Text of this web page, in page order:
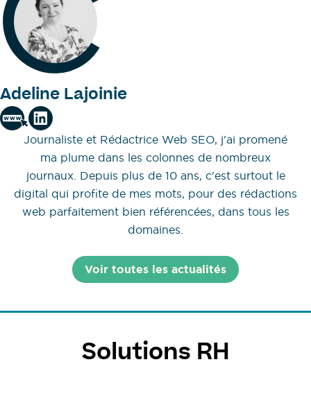
Adeline Lajoinie
Journaliste et Rédactrice Web SEO, j'ai promené
ma plume dans les colonnes de nombreux
journaux. Depuis plus de 10 ans, c'est surtout le
digital qui profite de mes mots, pour des rédactions
web parfaitement bien référencées, dans tous les
domaines.
Voir toutes les actualités
Solutions RH